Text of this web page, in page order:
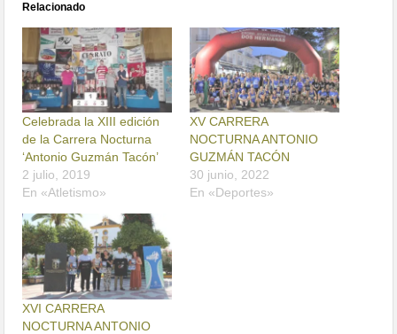
Relacionado
Celebrada la XIII edición
de la Carrera Nocturna
‘Antonio Guzmán Tacón’
2 julio, 2019
En «Atletismo»
XV CARRERA
NOCTURNA ANTONIO
GUZMÁN TACÓN
30 junio, 2022
En «Deportes»
XVI CARRERA
NOCTURNA ANTONIO